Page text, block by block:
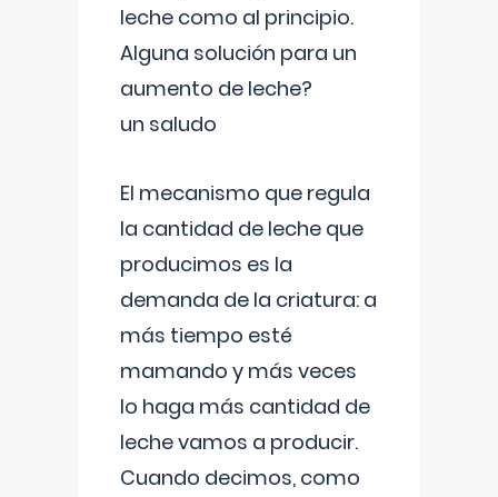
leche como al principio.
Alguna solución para un
aumento de leche?
un saludo
El mecanismo que regula
la cantidad de leche que
producimos es la
demanda de la criatura: a
más tiempo esté
mamando y más veces
lo haga más cantidad de
leche vamos a producir.
Cuando decimos, como